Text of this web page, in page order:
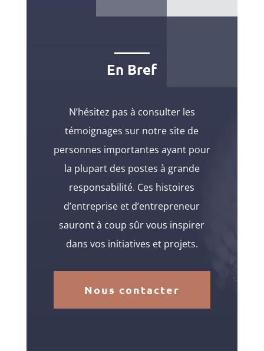
En Bref
N’hésitez pas à consulter les
témoignages sur notre site de
personnes importantes ayant pour
la plupart des postes à grande
responsabilité. Ces histoires
d’entreprise et d’entrepreneur
sauront à coup sûr vous inspirer
dans vos initiatives et projets.
Nous contacter